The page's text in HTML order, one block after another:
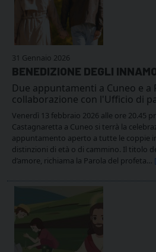
31 Gennaio 2026
BENEDIZIONE DEGLI
Due appuntamenti a Cuneo e a
collaborazione con l'Ufficio di
Venerdì 13 febbraio 2026 alle ore 20.45
Castagnaretta a Cuneo si terrà la
appuntamento aperto a tutte le coppie
distinzioni di età o di cammino. Il titolo
d’amore, richiama la Parola del profeta…